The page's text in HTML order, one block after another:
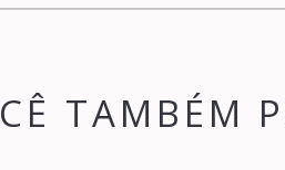
TAMBÉM